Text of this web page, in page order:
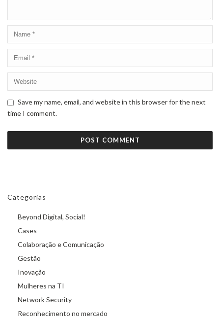
Save my name, email, and website in this browser for the next
time I comment.
Categorias
Beyond Digital, Social!
Cases
Colaboração e Comunicação
Gestão
Inovação
Mulheres na TI
Network Security
Reconhecimento no mercado